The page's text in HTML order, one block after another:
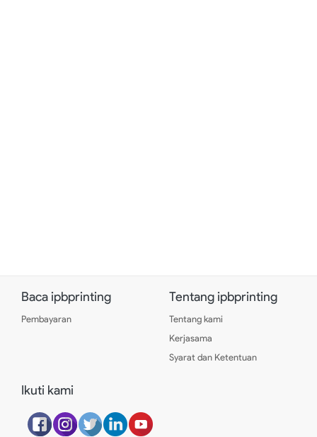
Baca ipbprinting
Pembayaran
Tentang ipbprinting
Tentang kami
Kerjasama
Syarat dan Ketentuan
Ikuti kami